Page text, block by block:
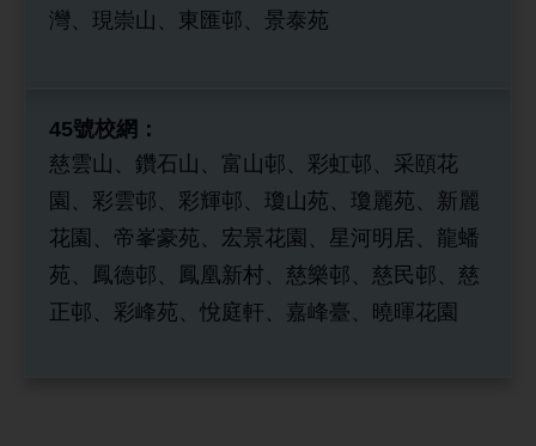
灣、現崇山、東匯邨、景泰苑
45號校網：
慈雲山、鑽石山、富山邨、彩虹邨、采頤花
園、彩雲邨、彩輝邨、瓊山苑、瓊麗苑、新麗
花園、帝峯豪苑、宏景花園、星河明居、龍蟠
苑、鳳德邨、鳳凰新村、慈樂邨、慈民邨、慈
正邨、彩峰苑、悅庭軒、嘉峰臺、曉暉花園